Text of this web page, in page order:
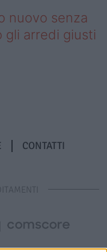
nuovo senza
gli arredi giusti
CONTATTI